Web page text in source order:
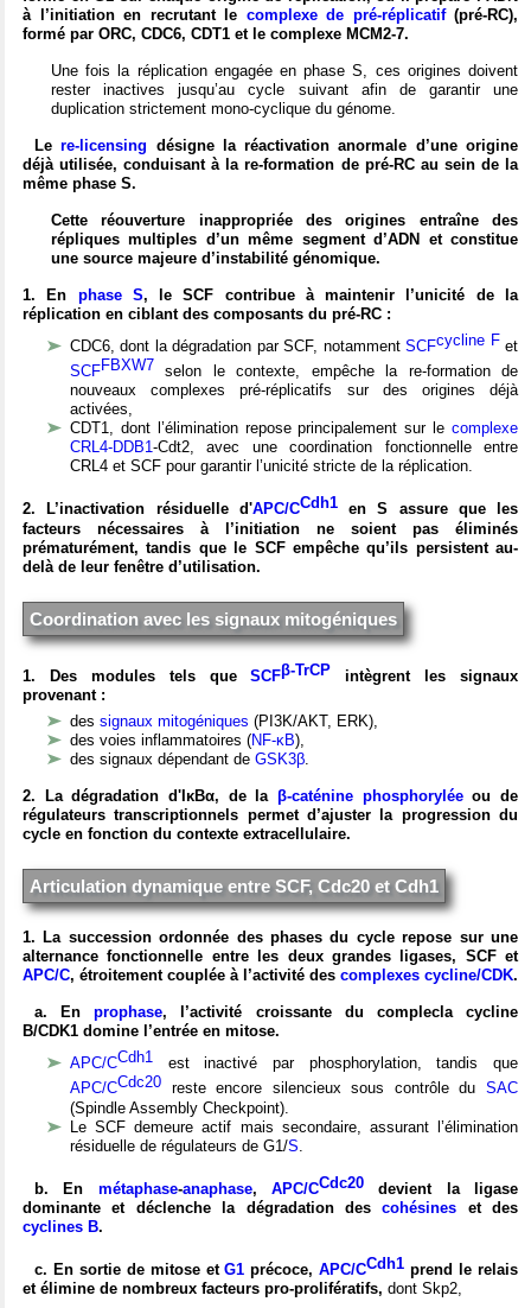
à l’initiation en recrutant le complexe de pré‑réplicatif(pré-RC),
formé par ORC, CDC6, CDT1 et le complexe MCM2-7.
Une fois la réplication engagée en phase S, ces origines doivent
rester inactives jusqu’au cycle suivant afin de garantir une
duplication strictement mono-cyclique du génome.
Lere-licensing désigne la réactivation anormale d’une origine
déjà utilisée, conduisant à la re-formation de pré-RC au sein de la
même phase S.
Cette réouverture inappropriée des origines entraîne des
répliques multiples d’un même segment d’ADN et constitue
une source majeure d’instabilité génomique.
1. En phase S, le SCF contribue à maintenir l’unicité de la
réplication en ciblant des composants du pré-RC :
CDC6, dont la dégradation par SCF, notammentSCFcycline Fet
SCFFBXW7 selon le contexte, empêche la re-formation de
nouveaux complexes pré-réplicatifs sur des origines déjà
activées,
CDT1, dont l’élimination repose principalement sur le complexe
CRL4-DDB1-Cdt2, avec une coordination fonctionnelle entre
CRL4 et SCF pour garantir l’unicité stricte de la réplication.
2. L’inactivation résiduelle d'APC/CCdh1en S assure que les
facteurs nécessaires à l’initiation ne soient pas éliminés
prématurément, tandis que le SCF empêche qu’ils persistent au-
delà de leur fenêtre d’utilisation.
Coordination avec les signaux mitogéniques
1. Des modules tels queSCFβ-TrCP intègrent les signaux
provenant :
des signaux mitogéniques (PI3K/AKT, ERK),
des voies inflammatoires (NF-κB),
des signaux dépendant de GSK3β
2. La dégradation d'IκBα, de la β-caténine phosphoryléeou de
régulateurs transcriptionnels permet d’ajuster la progression du
cycle en fonction du contexte extracellulaire.
Articulation dynamique entre SCF, Cdc20 et Cdh1
1. La succession ordonnée des phases du cycle repose sur une
alternance fonctionnelle entre les deux grandes ligases, SCF et
APC/C, étroitement couplée à l’activité des complexes cycline/CDK.
a. Enprophase, l’activité croissante du complecla cycline
B/CDK1 domine l’entrée en mitose.
APC/CCdh1
est inactivé par phosphorylation, tandis que
APC/CCdc20 reste encore silencieux sous contrôle du SAC
(Spindle Assembly Checkpoint).
Le SCF demeure actif mais secondaire, assurant l’élimination
résiduelle de régulateurs de G1/S
b. En métaphase-anaphase,APC/CCdc20 devient la ligase
dominante et déclenche la dégradation descohésines et des
cyclines B.
c. En sortie de mitose etG1 précoce,APC/CCdh1 prend le relais
et élimine de nombreux facteurs pro-prolifératifs, dont Skp2,